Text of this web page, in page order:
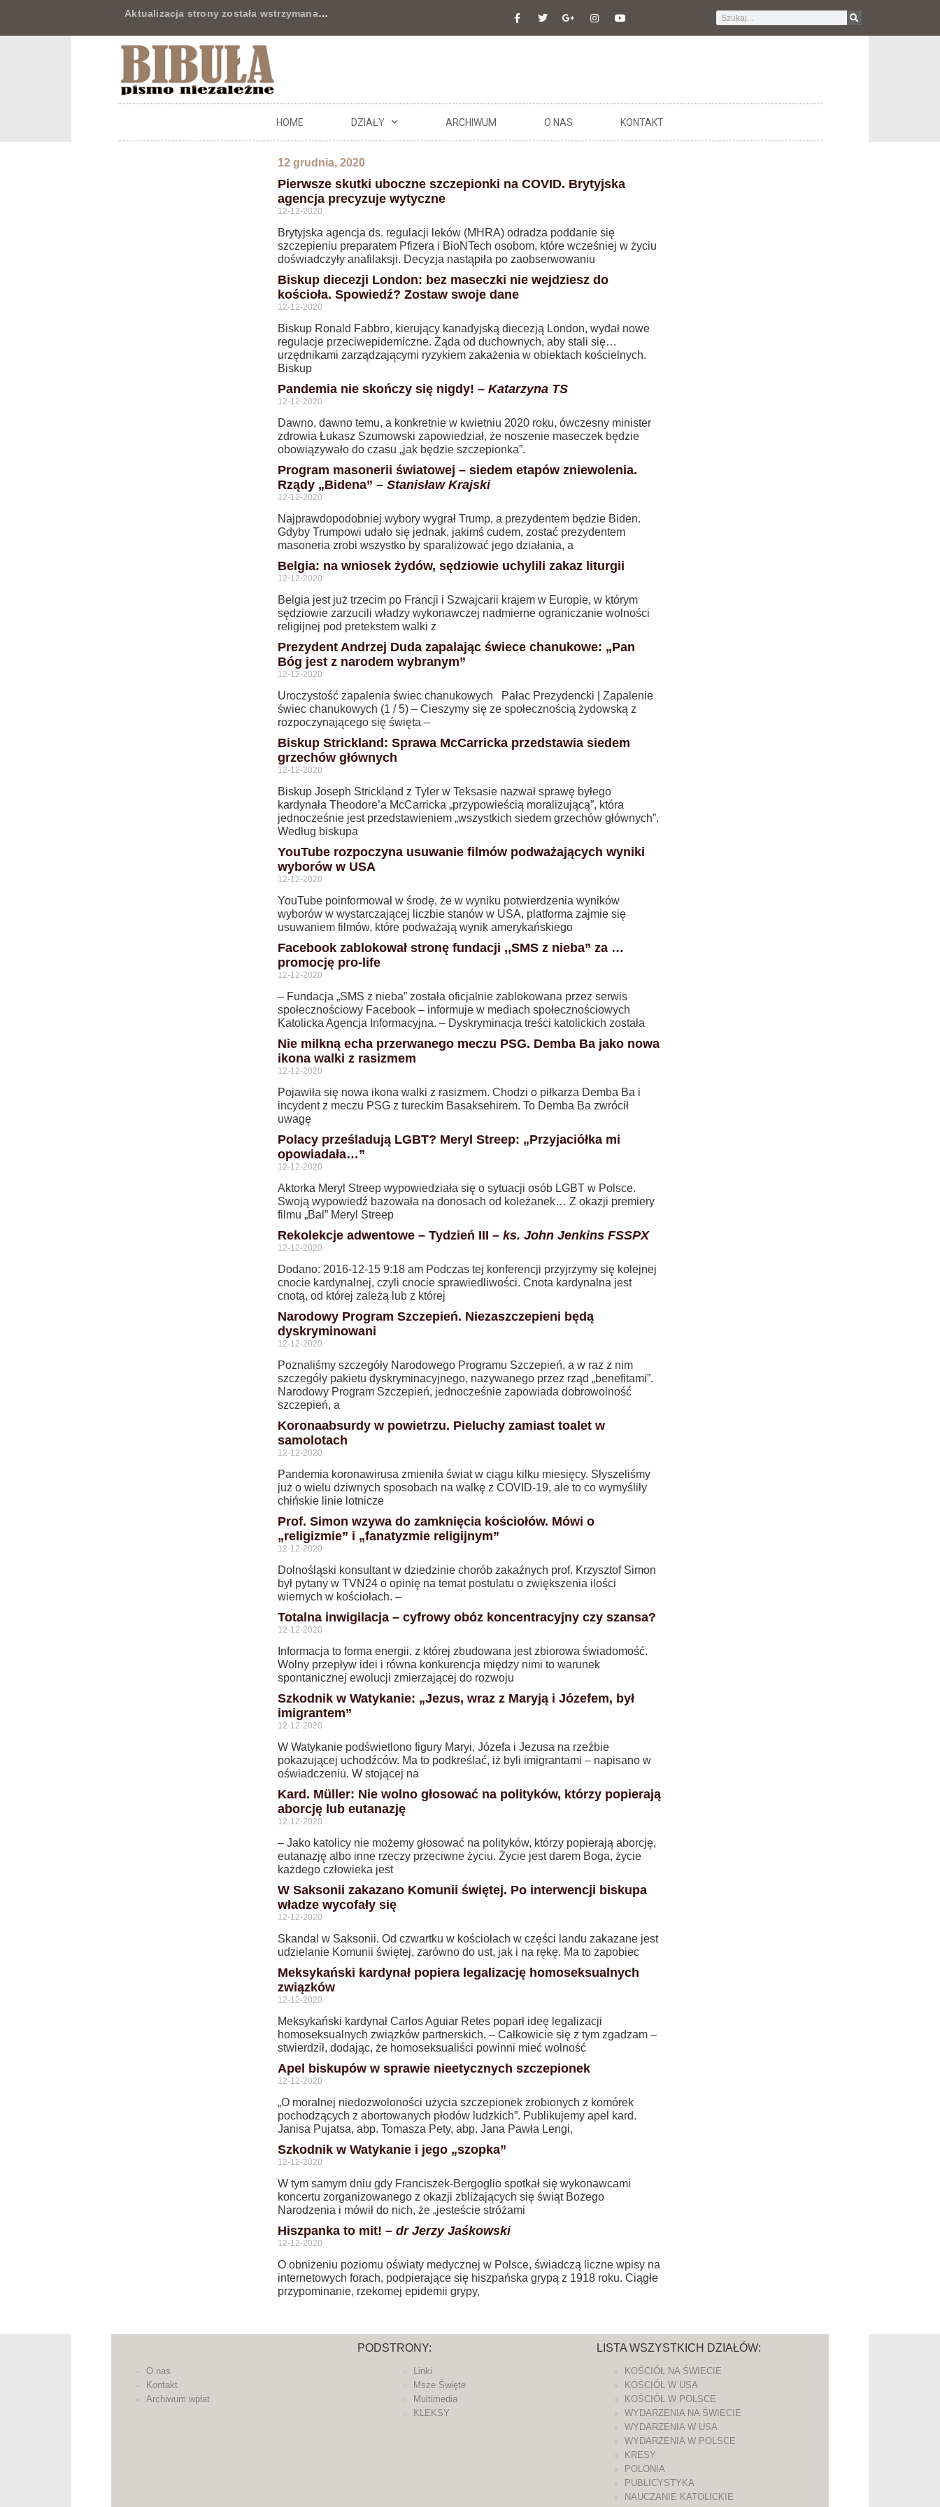
Aktualizacja strony została wstrzymana…
HOME DZIAŁY ARCHIWUM O NAS KONTAKT
12 grudnia, 2020
Pierwsze skutki uboczne szczepionki na COVID. Brytyjska
agencja precyzuje wytyczne
12-12-2020
Brytyjska agencja ds. regulacji leków (MHRA) odradza poddanie się
szczepieniu preparatem Pfizera i BioNTech osobom, które wcześniej w życiu
doświadczyły anafilaksji. Decyzja nastąpiła po zaobserwowaniu
Biskup diecezji London: bez maseczki nie wejdziesz do
kościoła. Spowiedź? Zostaw swoje dane
12-12-2020
Biskup Ronald Fabbro, kierujący kanadyjską diecezją London, wydał nowe
regulacje przeciwepidemiczne. Żąda od duchownych, aby stali się…
urzędnikami zarządzającymi ryzykiem zakażenia w obiektach kościelnych.
Biskup
Pandemia nie skończy się nigdy! – Katarzyna TS
12-12-2020
Dawno, dawno temu, a konkretnie w kwietniu 2020 roku, ówczesny minister
zdrowia Łukasz Szumowski zapowiedział, że noszenie maseczek będzie
obowiązywało do czasu „jak będzie szczepionka”.
Program masonerii światowej – siedem etapów zniewolenia.
Rządy „Bidena” – Stanisław Krajski
12-12-2020
Najprawdopodobniej wybory wygrał Trump, a prezydentem będzie Biden.
Gdyby Trumpowi udało się jednak, jakimś cudem, zostać prezydentem
masoneria zrobi wszystko by sparaliżować jego działania, a
Belgia: na wniosek żydów, sędziowie uchylili zakaz liturgii
12-12-2020
Belgia jest już trzecim po Francji i Szwajcarii krajem w Europie, w którym
sędziowie zarzucili władzy wykonawczej nadmierne ograniczanie wolności
religijnej pod pretekstem walki z
Prezydent Andrzej Duda zapalając świece chanukowe: „Pan
Bóg jest z narodem wybranym”
12-12-2020
Uroczystość zapalenia świec chanukowych Pałac Prezydencki | Zapalenie
świec chanukowych (1 / 5) – Cieszymy się ze społecznością żydowską z
rozpoczynającego się święta –
Biskup Strickland: Sprawa McCarricka przedstawia siedem
grzechów głównych
12-12-2020
Biskup Joseph Strickland z Tyler w Teksasie nazwał sprawę byłego
kardynała Theodore’a McCarricka „przypowieścią moralizującą”, która
jednocześnie jest przedstawieniem „wszystkich siedem grzechów głównych”.
Według biskupa
YouTube rozpoczyna usuwanie filmów podważających wyniki
wyborów w USA
12-12-2020
YouTube poinformował w środę, że w wyniku potwierdzenia wyników
wyborów w wystarczającej liczbie stanów w USA, platforma zajmie się
usuwaniem filmów, które podważają wynik amerykańskiego
Facebook zablokował stronę fundacji ,,SMS z nieba” za …
promocję pro-life
12-12-2020
– Fundacja „SMS z nieba” została oficjalnie zablokowana przez serwis
społecznościowy Facebook – informuje w mediach społecznościowych
Katolicka Agencja Informacyjna. – Dyskryminacja treści katolickich została
Nie milkną echa przerwanego meczu PSG. Demba Ba jako nowa
ikona walki z rasizmem
12-12-2020
Pojawiła się nowa ikona walki z rasizmem. Chodzi o piłkarza Demba Ba i
incydent z meczu PSG z tureckim Basaksehirem. To Demba Ba zwrócił
uwagę
Polacy prześladują LGBT? Meryl Streep: „Przyjaciółka mi
opowiadała…”
12-12-2020
Aktorka Meryl Streep wypowiedziała się o sytuacji osób LGBT w Polsce.
Swoją wypowiedź bazowała na donosach od koleżanek… Z okazji premiery
filmu „Bal” Meryl Streep
Rekolekcje adwentowe – Tydzień III – ks. John Jenkins FSSPX
12-12-2020
Dodano: 2016-12-15 9:18 am Podczas tej konferencji przyjrzymy się kolejnej
cnocie kardynalnej, czyli cnocie sprawiedliwości. Cnota kardynalna jest
cnotą, od której zależą lub z której
Narodowy Program Szczepień. Niezaszczepieni będą
dyskryminowani
12-12-2020
Poznaliśmy szczegóły Narodowego Programu Szczepień, a w raz z nim
szczegóły pakietu dyskryminacyjnego, nazywanego przez rząd „benefitami”.
Narodowy Program Szczepień, jednocześnie zapowiada dobrowolność
szczepień, a
Koronaabsurdy w powietrzu. Pieluchy zamiast toalet w
samolotach
12-12-2020
Pandemia koronawirusa zmieniła świat w ciągu kilku miesięcy. Słyszeliśmy
już o wielu dziwnych sposobach na walkę z COVID-19, ale to co wymyśliły
chińskie linie lotnicze
Prof. Simon wzywa do zamknięcia kościołów. Mówi o
„religizmie” i „fanatyzmie religijnym”
12-12-2020
Dolnośląski konsultant w dziedzinie chorób zakaźnych prof. Krzysztof Simon
był pytany w TVN24 o opinię na temat postulatu o zwiększenia ilości
wiernych w kościołach. –
Totalna inwigilacja – cyfrowy obóz koncentracyjny czy szansa?
12-12-2020
Informacja to forma energii, z której zbudowana jest zbiorowa świadomość.
Wolny przepływ idei i równa konkurencja między nimi to warunek
spontanicznej ewolucji zmierzającej do rozwoju
Szkodnik w Watykanie: „Jezus, wraz z Maryją i Józefem, był
imigrantem”
12-12-2020
W Watykanie podświetlono figury Maryi, Józefa i Jezusa na rzeźbie
pokazującej uchodźców. Ma to podkreślać, iż byli imigrantami – napisano w
oświadczeniu. W stojącej na
Kard. Müller: Nie wolno głosować na polityków, którzy popierają
aborcję lub eutanazję
12-12-2020
– Jako katolicy nie możemy głosować na polityków, którzy popierają aborcję,
eutanazję albo inne rzeczy przeciwne życiu. Życie jest darem Boga, życie
każdego człowieka jest
W Saksonii zakazano Komunii świętej. Po interwencji biskupa
władze wycofały się
12-12-2020
Skandal w Saksonii. Od czwartku w kościołach w części landu zakazane jest
udzielanie Komunii świętej, zarówno do ust, jak i na rękę. Ma to zapobiec
Meksykański kardynał popiera legalizację homoseksualnych
związków
12-12-2020
Meksykański kardynał Carlos Aguiar Retes poparł ideę legalizacji
homoseksualnych związków partnerskich. – Całkowicie się z tym zgadzam –
stwierdził, dodając, że homoseksualiści powinni mieć wolność
Apel biskupów w sprawie nieetycznych szczepionek
12-12-2020
„O moralnej niedozwoloności użycia szczepionek zrobionych z komórek
pochodzących z abortowanych płodów ludzkich”. Publikujemy apel kard.
Janisa Pujatsa, abp. Tomasza Pety, abp. Jana Pawła Lengi,
Szkodnik w Watykanie i jego „szopka”
12-12-2020
W tym samym dniu gdy Franciszek-Bergoglio spotkał się wykonawcami
koncertu zorganizowanego z okazji zbliżających się świąt Bożego
Narodzenia i mówił do nich, że „jesteście stróżami
Hiszpanka to mit! – dr Jerzy Jaśkowski
12-12-2020
O obniżeniu poziomu oświaty medycznej w Polsce, świadczą liczne wpisy na
internetowych forach, podpierające się hiszpańska grypą z 1918 roku. Ciągłe
przypominanie, rzekomej epidemii grypy,
O nas
Kontakt
Archiwum wpłat
PODSTRONY:
Linki
Msze Święte
Multimedia
KLEKSY
LISTA WSZYSTKICH DZIAŁÓW:
KOŚCIÓŁ NA ŚWIECIE
KOŚCIÓŁ W USA
KOŚCIÓŁ W POLSCE
WYDARZENIA NA ŚWIECIE
WYDARZENIA W USA
WYDARZENIA W POLSCE
KRESY
POLONIA
PUBLICYSTYKA
NAUCZANIE KATOLICKIE